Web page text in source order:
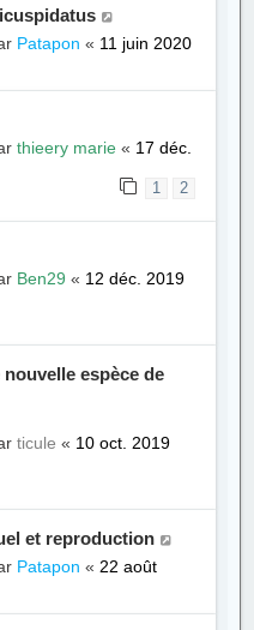
Patapon « 11 juin 2020
thieery marie « 17 déc.
1 2
Ben29 « 12 déc. 2019
espèce de
ticule « 10 oct. 2019
et reproduction
Patapon « 22 août